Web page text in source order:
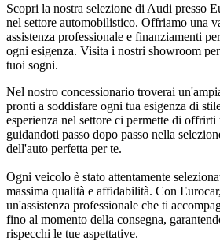
Scopri la nostra selezione di Audi presso
nel settore automobilistico. Offriamo una
assistenza professionale e finanziamenti
ogni esigenza. Visita i nostri showroom
tuoi sogni.
Nel nostro concessionario troverai
pronti a soddisfare ogni tua esigenza di
esperienza nel settore ci permette di
guidandoti passo dopo passo nella
dell'auto perfetta per te.
Ogni veicolo è stato attentamente
massima qualità e affidabilità. Con
un'assistenza professionale che ti
fino al momento della consegna,
rispecchi le tue aspettative.